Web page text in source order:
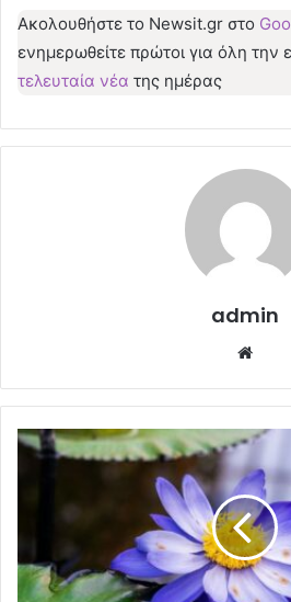
Ακολουθήστε το Νewsit.gr στο
ενημερωθείτε πρώτοι για όλη την
τελευταία νέα της ημέρας
admin